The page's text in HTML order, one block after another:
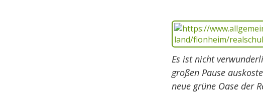
Es ist nicht
großen Pause
neue grüne Oase der